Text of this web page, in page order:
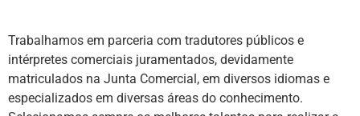
Trabalhamos em parceria com tradutores públicos e
intérpretes comerciais juramentados, devidamente
matriculados na Junta Comercial, em diversos idiomas e
especializados em diversas áreas do conhecimento.